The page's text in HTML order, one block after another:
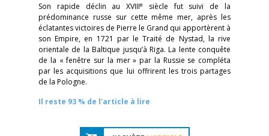
Son rapide déclin au XVIIIe
siècle fut suivi de la
prédominance russe sur cette même mer, après les
éclatantes victoires de Pierre le Grand qui apportèrent à
son Empire, en 1721 par le Traité de Nystad, la rive
orientale de la Baltique jusqu’à Riga. La lente conquête
de la « fenêtre sur la mer » par la Russie se compléta
par les acquisitions que lui offrirent les trois partages
de la Pologne.
Il reste 93 % de l'article à lire